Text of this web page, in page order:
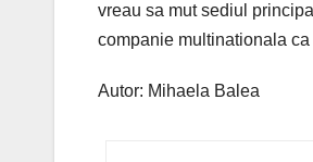
vreau sa mut sediul
companie multinationala
Autor: Mihaela Balea